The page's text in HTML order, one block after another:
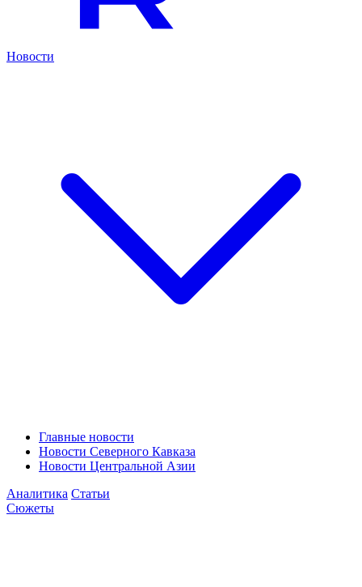
Новости
Главные новости
Новости Северного Кавказа
Новости Центральной Азии
Аналитика Статьи
Сюжеты